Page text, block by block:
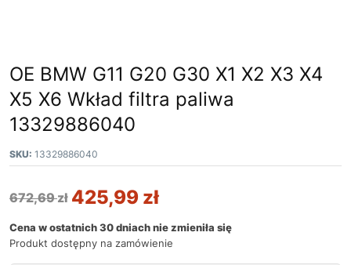
OE BMW G11 G20 G30 X1 X2 X3 X4
X5 X6 Wkład filtra paliwa
13329886040
SKU: 13329886040
672,69zł 425,99 zł
Cena w ostatnich 30 dniach nie zmieniła się
Produkt dostępny na zamówienie